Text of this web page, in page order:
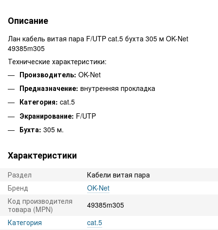
Описание
Лан кабель витая пара F/UTP cat.5 бухта 305 м OK-Net
49385m305
Технические характеристики:
Производитель: OK-Net
Предназначение: внутренняя прокладка
Категория: cat.5
Экранирование: F/UTP
Бухта: 305 м.
Характеристики
Раздел
Кабели витая пара
Бренд
OK-Net
Код производителя
товара (MPN)
49385m305
Категория
cat.5